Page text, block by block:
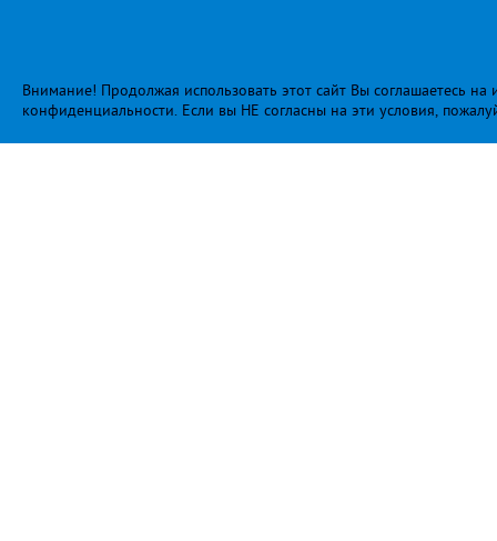
Внимание! Продолжая использовать этот сайт Вы соглашаетесь
конфиденциальности. Если вы НЕ согласны на эти условия,